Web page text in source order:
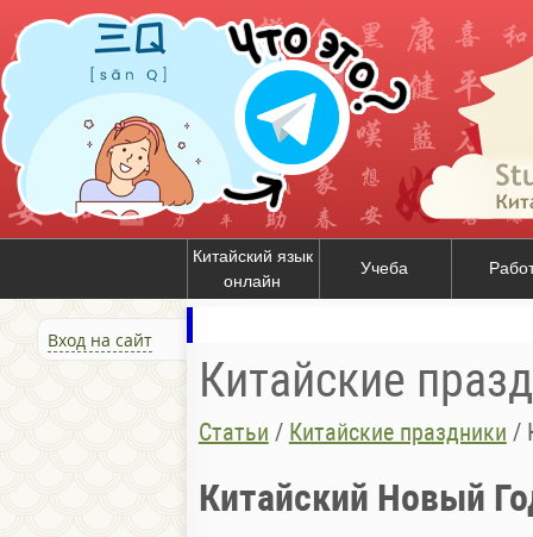
Китайский язык
онлайн
Учеба
Вход на сайт
Китайские
Статьи / Китайские праздники /
Китайский Новый